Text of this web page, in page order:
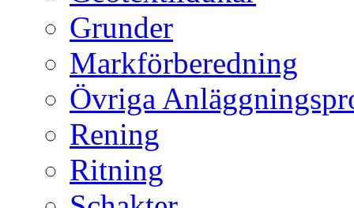
Grunder
Markförberedning
Övriga
Rening
Ritning